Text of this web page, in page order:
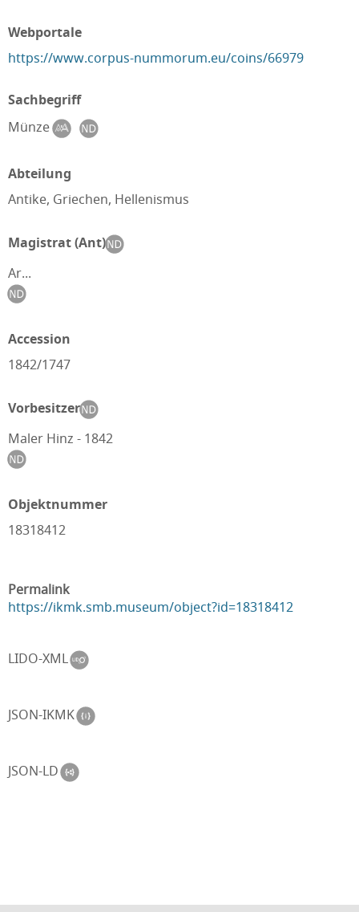
Webportale
https://www.corpus-nummorum.eu/coins/66979
Sachbegriff
Münze
Abteilung
Antike, Griechen, Hellenismus
Magistrat (Ant)
Ar...
Accession
1842/1747
Vorbesitzer
Maler Hinz - 1842
Objektnummer
18318412
Permalink
https://ikmk.smb.museum/object?id=18318412
LIDO-XML
JSON-IKMK
JSON-LD